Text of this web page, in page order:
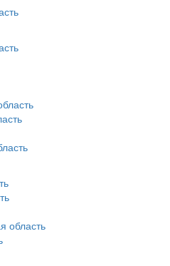
область